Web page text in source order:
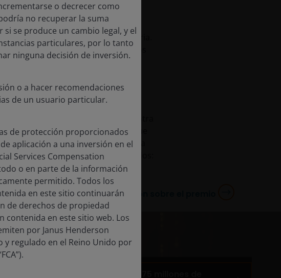
anual de las mejores
casi 30 años. Honran la
de sus pares de la industria.
cuidadosamente cada entrada y los
para obtener información y
Premio al Liderazgo en Inversión
intelectual en inversión (que
en mercados emergentesdio de la
de asesores (mercados titulizados:
Más información sobre el premio
o decrecer como
no recuperar la suma
se produce un cambio legal, y el
particulares, por lo tanto
ninguna decisión de inversión.
o a hacer recomendaciones
de un usuario particular.
de protección proporcionados
aplicación a una inversión en el
Services Compensation
o en parte de la información
permitido. Todos los
en este sitio continuarán
de derechos de propiedad
en este sitio web. Los
por Janus Henderson
y regulado en el Reino Unido por